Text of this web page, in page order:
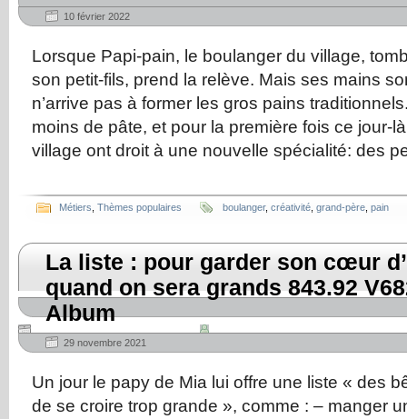
10 février 2022
Lorsque Papi-pain, le boulanger du village,
son petit-fils, prend la relève. Mais ses mains
n’arrive pas à former les gros pains
moins de pâte, et pour la première fois ce jour-
village ont droit à une nouvelle spécialité: des
Métiers Thèmes populaires boulanger, créativité grand-père pain
La liste : pour garder son cœur
quand on sera grands 843.92
Album
29 novembre 2021
Un jour le papy de Mia lui offre une liste « des
de se croire trop grande », comme : – manger